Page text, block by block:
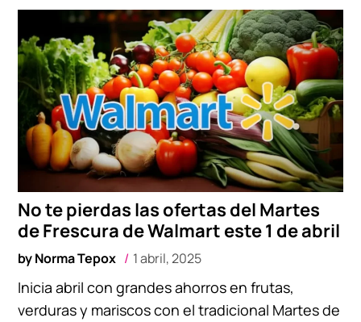
No te pierdas las ofertas del Martes
de Frescura de Walmart este 1 de abril
byNorma Tepox 1 abril, 2025
Inicia abril con grandes ahorros en frutas,
verduras y mariscos con el tradicional Martes de